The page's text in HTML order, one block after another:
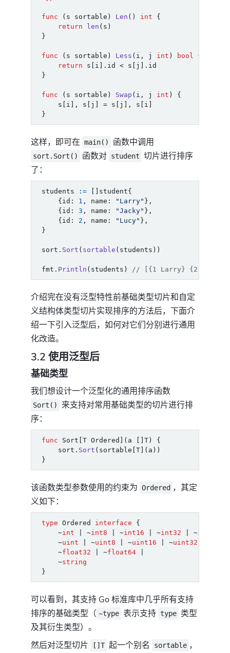
func ( s sortable ) Len () int
{
return
len ( s )
}
func ( s sortable ) Less ( i , j int ) bool
{
return
s i ]. id < s j ]. id
}
func ( s sortable ) Swap ( i , j int )
{
s
i ], s j = s j ], s i
}
这样，即可在 main() 函数中调用
sort.Sort() 函数对 student 切片进行排序
了：
students := student{
{ id : 1 , name : "Larry" },
{ id : 3 , name : "Jacky" },
{ id : 2 , name : "Lucy" },
}
sort . Sort ( sortable ( students ))
fmt . Println ( students ) // [{1 Larry} {2 Lucy}
介绍完在没有泛型特性前基础类型切片和自定
义结构体类型切片实现排序的方法后，下面介
绍一下引入泛型后，如何对它们分别进行通用
化改造。
3.2 使用泛型后
基础类型
我们想设计一个泛型化的通用排序函数
Sort()
来支持对常用基础类型的切片进行排
序：
func Sort T Ordered ]( a T )
{
sort . Sort ( sortable T ]( a ))
}
该函数类型参数使用的约束为 Ordered ，其定
义如下：
type Ordered interface
{
~int ~int8 ~int16 ~int32 ~int64
~uint ~uint8 ~uint16 ~uint32
~float32 ~float64
~string
}
可以看到，其支持 Go 标准库中几乎所有支持
排序的基础类型（ ~type 表示支持 type 类型
及其衍生类型）。
然后对泛型切片
[]T 起一个别名 sortable ，